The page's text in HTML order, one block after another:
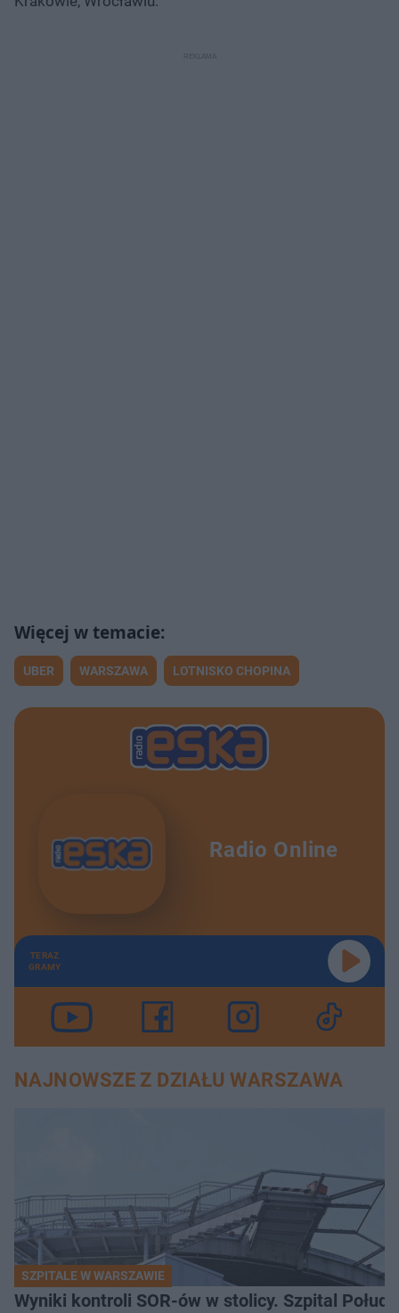
UBER WARSZAWA LOTNISKO CHOPINA
Radio Online
TERAZ
GRAMY
NAJNOWSZE Z DZIAŁU WARSZAWA
SZPITALE W WARSZAWIE
Wyniki kontroli SOR-ów w stolicy. Szpital